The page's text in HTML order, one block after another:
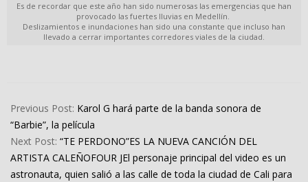
Es de recordar que este año han sido numerosas las emergencias que han
provocado las fuertes lluvias en Medellín.
Deslizamientos e inundaciones han sido una constante que incluso han
llevado a cerrar importantes corredores viales de la ciudad.
05-
27
Previous Post: Karol G hará parte de la banda sonora de
“Barbie”, la película
Next Post: “TE PERDONO”ES LA NUEVA CANCIÓN DEL
ARTISTA CALEÑOFOUR JEl personaje principal del video es un
astronauta, quien salió a las calle de toda la ciudad de Cali para